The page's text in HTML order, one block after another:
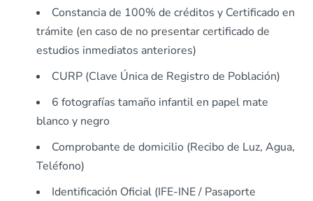
Constancia de 100% de créditos y Certificado en
trámite (en caso de no presentar certificado de
estudios inmediatos anteriores)
CURP (Clave Única de Registro de Población)
6 fotografías tamaño infantil en papel mate
blanco y negro
Comprobante de domicilio (Recibo de Luz, Agua,
Teléfono)
Identificación Oficial (IFE-INE / Pasaporte